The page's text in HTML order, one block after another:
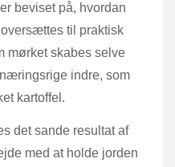
beviset på, hvordan
til praktisk
mørket skabes selve
indre, som
kartoffel.
det sande resultat af
med at holde jorden